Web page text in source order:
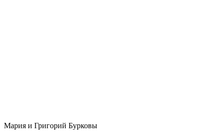
Мария и Григорий Бурковы